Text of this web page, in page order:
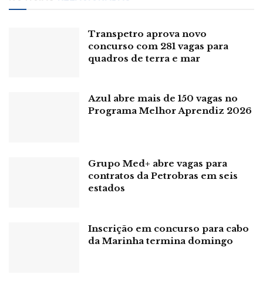
decisões em diversas áreas da sociedade, fortalecendo o
As provas serão aplicadas presencialmente em todos os
municípios em que há oferta de vagas. A aplicação será
participação dos candidatos nas provas das duas funções.
Pela manhã, será aplicada a prova para a função de APM
Para ambos os cargos, são assegurados
benefícios como Auxílio Alimentação (no valor
de R$ 1.175); Auxílio Transporte; Auxílio Pré-
Transpetro aprova novo
concurso com 281 vagas para
quadros de terra e mar
Azul abre mais de 150 vagas no
Programa Melhor Aprendiz 2026
Grupo Med+ abre vagas para
contratos da Petrobras em seis
estados
Inscrição em concurso para cabo
da Marinha termina domingo